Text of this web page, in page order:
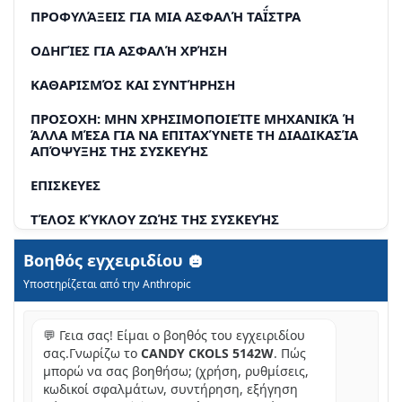
ΠΡΟΦΥΛΆΞΕΙΣ ΓΙΑ ΜΙΑ ΑΣΦΑΛΉ ΤΑΪ́ΣΤΡΑ
ΟΔΗΓΊΕΣ ΓΙΑ ΑΣΦΑΛΉ ΧΡΉΣΗ
ΚΑΘΑΡΙΣΜΌΣ ΚΑΙ ΣΥΝΤΉΡΗΣΗ
ΠΡΟΣΟΧΗ: ΜΗΝ ΧΡΗΣΙΜΟΠΟΙΕΊΤΕ ΜΗΧΑΝΙΚΆ Ή
ΆΛΛΑ ΜΈΣΑ ΓΙΑ ΝΑ ΕΠΙΤΑΧΎΝΕΤΕ ΤΗ ΔΙΑΔΙΚΑΣΊΑ
ΑΠΌΨΥΞΗΣ ΤΗΣ ΣΥΣΚΕΥΉΣ
ΕΠΙΣΚΕΥΕΣ
ΤΈΛΟΣ ΚΎΚΛΟΥ ΖΩΉΣ ΤΗΣ ΣΥΣΚΕΥΉΣ
ΣΩΣΤΗ ΕΓΚΑΤΑΣΤΑΣΗ
ΚΑΛΌΣ ΑΕΡΙΣΜΌΣ
ΚΑΛΏΔΙΟ ΤΡΟΦΟΔΟΣΊΑΣ
ΕΑΝ ΤΟ ΨΥΓΕΙΟ ΔΕΝ ΛΕΙΤΟΥΡΓΕΙ
Βοηθός εγχειριδίου
Υποστηρίζεται από την Anthropic
💬 Γεια σας! Είμαι ο βοηθός του εγχειριδίου
σας.Γνωρίζω το CANDY CKOLS 5142W. Πώς
μπορώ να σας βοηθήσω; (χρήση, ρυθμίσεις,
κωδικοί σφαλμάτων, συντήρηση, εξήγηση